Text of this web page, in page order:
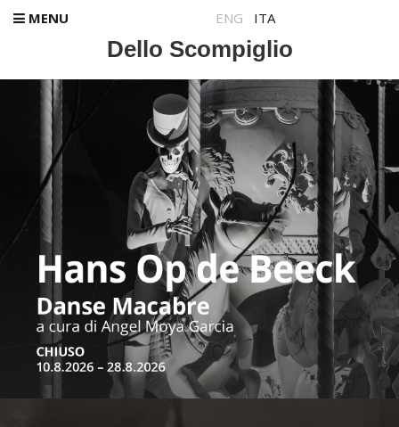
MENU ENG ITA
Dello Scompiglio